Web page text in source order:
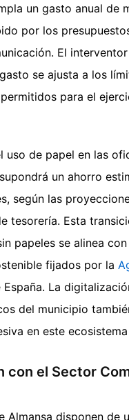
un gasto anual de
por los
El
se ajusta a los
para el
uso de papel en las
un ahorro
según las
tesorería. Esta
papeles se alinea
fijados por la
La
del municipio
en este
con el Sector
Almansa disponen de